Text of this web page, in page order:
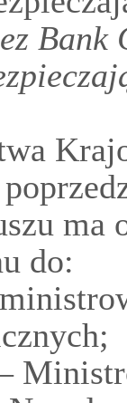
Bank
ma
do: